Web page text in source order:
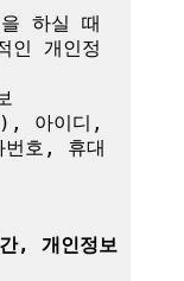
하실 때
인 개인정
아이디,
번호, 휴대
, 개인정보